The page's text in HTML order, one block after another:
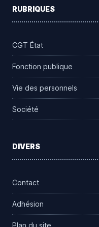
RUBRIQUES
CGT État
Fonction publique
Vie des personnels
Société
DIVERS
Contact
Adhésion